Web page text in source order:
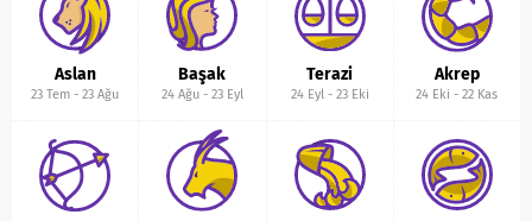
Aslan
23 Tem -23 Ağu
Başak
24 Ağu- 23 Eyl
Terazi
24 Eyl- 23 Eki
Akrep
24 Eki -22 Kas